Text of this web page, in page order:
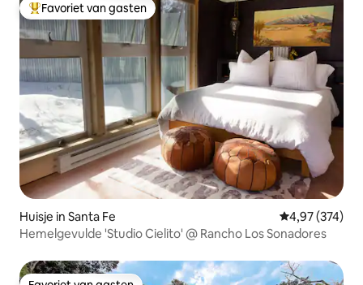
Topfavoriet van gasten
Favoriet van gasten
Huisje in Santa Fe Gemiddelde
4,97 (374)
Hemelgevulde 'Studio Cielito' @ Rancho Los Sonadores